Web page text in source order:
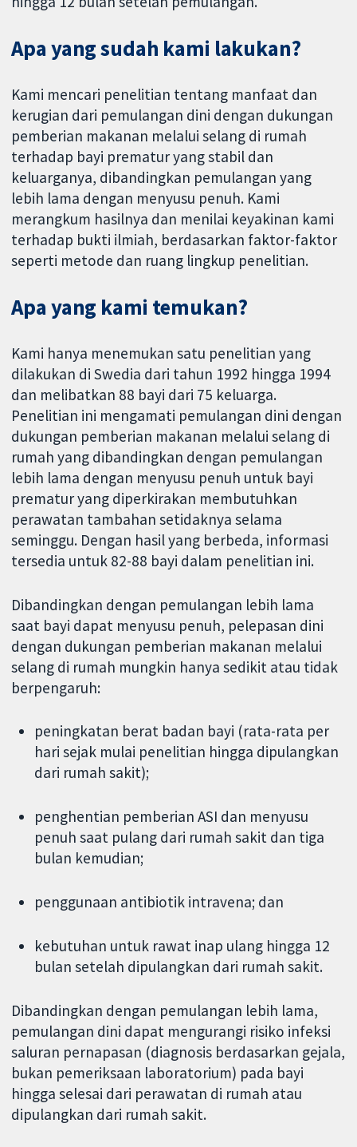
Apa yang sudah kami lakukan?
Kami mencari penelitian tentang manfaat dan
kerugian dari pemulangan dini dengan dukungan
pemberian makanan melalui selang di rumah
terhadap bayi prematur yang stabil dan
keluarganya, dibandingkan pemulangan yang
lebih lama dengan menyusu penuh. Kami
merangkum hasilnya dan menilai keyakinan kami
terhadap bukti ilmiah, berdasarkan faktor-faktor
seperti metode dan ruang lingkup penelitian.
Apa yang kami temukan?
Kami hanya menemukan satu penelitian yang
dilakukan di Swedia dari tahun 1992 hingga 1994
dan melibatkan 88 bayi dari 75 keluarga.
Penelitian ini mengamati pemulangan dini dengan
dukungan pemberian makanan melalui selang di
rumah yang dibandingkan dengan pemulangan
lebih lama dengan menyusu penuh untuk bayi
prematur yang diperkirakan membutuhkan
perawatan tambahan setidaknya selama
seminggu. Dengan hasil yang berbeda, informasi
tersedia untuk 82-88 bayi dalam penelitian ini.
Dibandingkan dengan pemulangan lebih lama
saat bayi dapat menyusu penuh, pelepasan dini
dengan dukungan pemberian makanan melalui
selang di rumah mungkin hanya sedikit atau tidak
berpengaruh:
peningkatan berat badan bayi (rata-rata per
hari sejak mulai penelitian hingga dipulangkan
dari rumah sakit);
penghentian pemberian ASI dan menyusu
penuh saat pulang dari rumah sakit dan tiga
bulan kemudian;
penggunaan antibiotik intravena; dan
kebutuhan untuk rawat inap ulang hingga 12
bulan setelah dipulangkan dari rumah sakit.
Dibandingkan dengan pemulangan lebih lama,
pemulangan dini dapat mengurangi risiko infeksi
saluran pernapasan (diagnosis berdasarkan gejala,
bukan pemeriksaan laboratorium) pada bayi
hingga selesai dari perawatan di rumah atau
dipulangkan dari rumah sakit.